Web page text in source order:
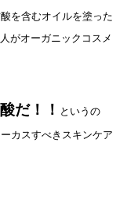
を含むオイルを塗った
がオーガニックコスメ
だ！！ というの
カスすべきスキンケア